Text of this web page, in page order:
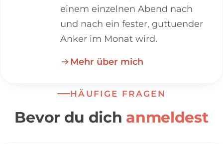
einem einzelnen Abend nach
und nach ein fester, guttuender
Anker im Monat wird.
Mehr über mich
HÄUFIGE FRAGEN
Bevor du dich anmeldest